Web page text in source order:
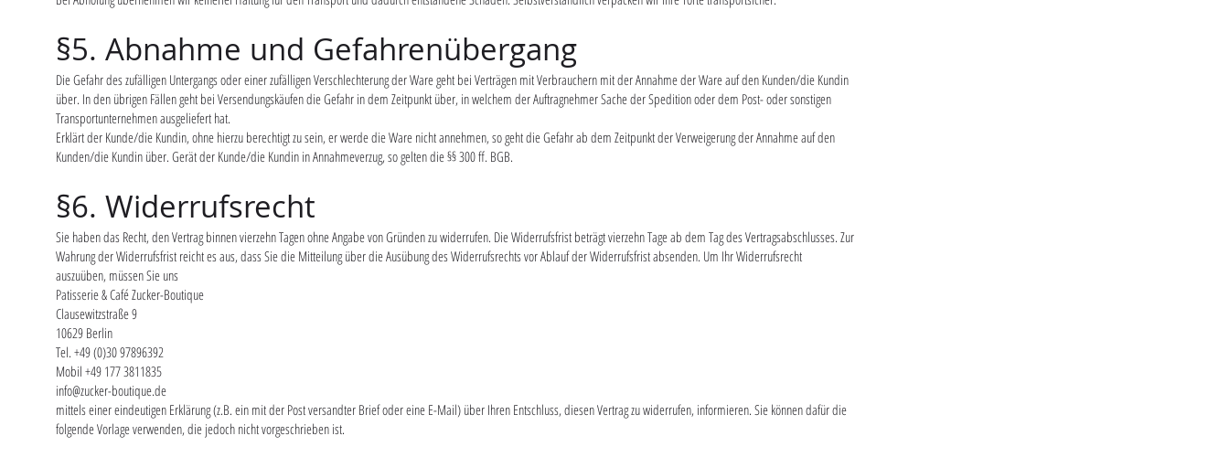
§5. Abnahme und Gefahrenübergang
Die Gefahr des zufälligen Untergangs oder einer zufälligen Verschlechterung der Ware geht bei Verträgen mit Verbrauchern mit der Annahme der Ware auf den Kunden/die Kundin
über. In den übrigen Fällen geht bei Versendungskäufen die Gefahr in dem Zeitpunkt über, in welchem der Auftragnehmer Sache der Spedition oder dem Post- oder sonstigen
Transportunternehmen ausgeliefert hat.
Erklärt der Kunde/die Kundin, ohne hierzu berechtigt zu sein, er werde die Ware nicht annehmen, so geht die Gefahr ab dem Zeitpunkt der Verweigerung der Annahme auf den
Kunden/die Kundin über. Gerät der Kunde/die Kundin in Annahmeverzug, so gelten die §§ 300 ff. BGB.
§6. Widerrufsrecht
Sie haben das Recht, den Vertrag binnen vierzehn Tagen ohne Angabe von Gründen zu widerrufen. Die Widerrufsfrist beträgt vierzehn Tage ab dem Tag des Vertragsabschlusses. Zur
Wahrung der Widerrufsfrist reicht es aus, dass Sie die Mitteilung über die Ausübung des Widerrufsrechts vor Ablauf der Widerrufsfrist absenden. Um Ihr Widerrufsrecht
auszuüben, müssen Sie uns
Patisserie & Café Zucker-Boutique
Clausewitzstraße 9
10629 Berlin
Tel. +49 (0)30 97896392
Mobil +49 177 3811835
info@zucker-boutique.de
mittels einer eindeutigen Erklärung (z.B. ein mit der Post versandter Brief oder eine E-Mail) über Ihren Entschluss, diesen Vertrag zu widerrufen, informieren. Sie können dafür die
folgende Vorlage verwenden, die jedoch nicht vorgeschrieben ist.